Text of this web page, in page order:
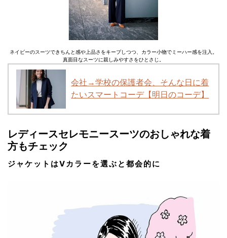
ネイビーのスーツできちんと感や上品さをキープしつつ、カラー小物でミーハー感を注入。
真面目なスーツに親しみやすさをひとさじ。
会社→学校の保護者会、そんな日に着
たいスマートコーデ【明日のコーデ】
レディースセレモニースーツのおしゃれな着
方もチェック
ジャケットはVカラーを選ぶと都会的に